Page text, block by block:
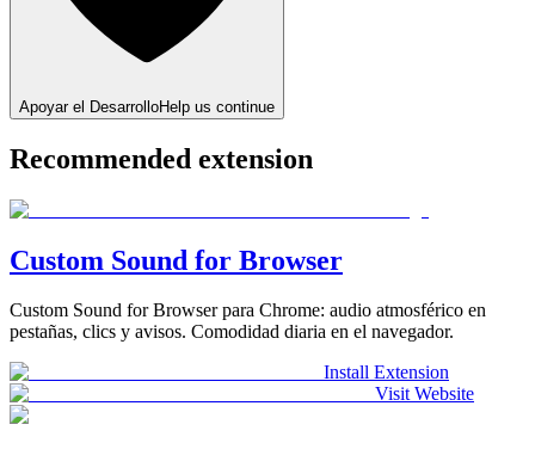
Apoyar el DesarrolloHelp us continue
Recommended extension
Custom Sound for Browser
Custom Sound for Browser para Chrome: audio atmosférico en
pestañas, clics y avisos. Comodidad diaria en el navegador.
Install Extension
Visit Website